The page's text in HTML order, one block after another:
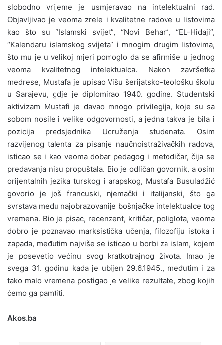
slobodno vrijeme je usmjeravao na intelektualni rad.
Objavljivao je veoma zrele i kvalitetne radove u listovima
kao što su “Islamski svijet”, “Novi Behar”, “EL-Hidaji”,
“Kalendaru islamskog svijeta” i mnogim drugim listovima,
što mu je u velikoj mjeri pomoglo da se afirmiše u jednog
veoma kvalitetnog intelektualca. Nakon završetka
medrese, Mustafa je upisao Višu šerijatsko-teološku školu
u Sarajevu, gdje je diplomirao 1940. godine. Studentski
aktivizam Mustafi je davao mnogo privilegija, koje su sa
sobom nosile i velike odgovornosti, a jedna takva je bila i
pozicija predsjednika Udruženja studenata. Osim
razvijenog talenta za pisanje naučnoistraživačkih radova,
isticao se i kao veoma dobar pedagog i metodičar, čija se
predavanja nisu propuštala. Bio je odličan govornik, a osim
orijentalnih jezika turskog i arapskog, Mustafa Busuladžić
govorio je još francuski, njemački i italijanski, što ga
svrstava među najobrazovanije bošnjačke intelektualce tog
vremena. Bio je pisac, recenzent, kritičar, poliglota, veoma
dobro je poznavao marksistička učenja, filozofiju istoka i
zapada, međutim najviše se isticao u borbi za islam, kojem
je posevetio većinu svog kratkotrajnog života. Imao je
svega 31. godinu kada je ubijen 29.6.1945., međutim i za
tako malo vremena postigao je velike rezultate, zbog kojih
ćemo ga pamtiti.
Akos.ba